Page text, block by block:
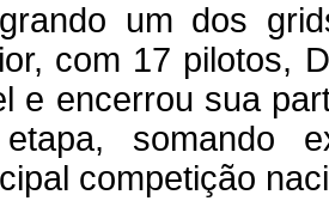
um dos
com 17 pilotos,
e encerrou sua
somando
competição